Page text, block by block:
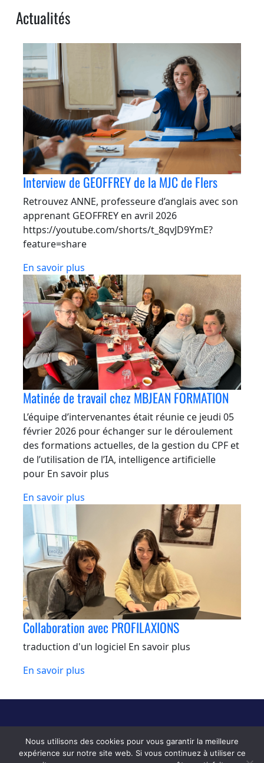
Actualités
Interview de GEOFFREY de la MJC de Flers
Retrouvez ANNE, professeure d’anglais avec son
apprenant GEOFFREY en avril 2026
https://youtube.com/shorts/t_8qvJD9YmE?
feature=share
En savoir plus
Matinée de travail chez MBJEAN FORMATION
L’équipe d’intervenantes était réunie ce jeudi 05
février 2026 pour échanger sur le déroulement
des formations actuelles, de la gestion du CPF et
de l’utilisation de l’IA, intelligence artificielle
pour En savoir plus
En savoir plus
Collaboration avec PROFILAXIONS
traduction d'un logiciel En savoir plus
En savoir plus
Copyright © [year] MB Jean Formation En Langues
. All Rights
Reserved.Politique de traitement des données personnelles
Nous utilisons des cookies pour vous garantir la meilleure
expérience sur notre site web. Si vous continuez à utiliser ce